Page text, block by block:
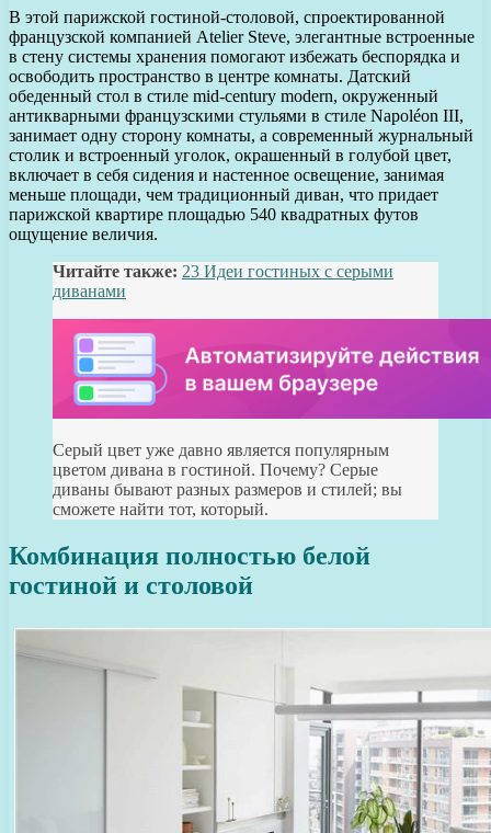
В этой парижской гостиной-столовой, спроектированной
французской компанией Atelier Steve, элегантные встроенные
в стену системы хранения помогают избежать беспорядка и
освободить пространство в центре комнаты. Датский
обеденный стол в стиле mid-century modern, окруженный
антикварными французскими стульями в стиле Napoléon III,
занимает одну сторону комнаты, а современный журнальный
столик и встроенный уголок, окрашенный в голубой цвет,
включает в себя сидения и настенное освещение, занимая
меньше площади, чем традиционный диван, что придает
парижской квартире площадью 540 квадратных футов
ощущение величия.
Читайте также: 23 Идеи гостиных с серыми
диванами
Серый цвет уже давно является популярным
цветом дивана в гостиной. Почему? Серые
диваны бывают разных размеров и стилей; вы
сможете найти тот, который.
Комбинация полностью белой
гостиной и столовой